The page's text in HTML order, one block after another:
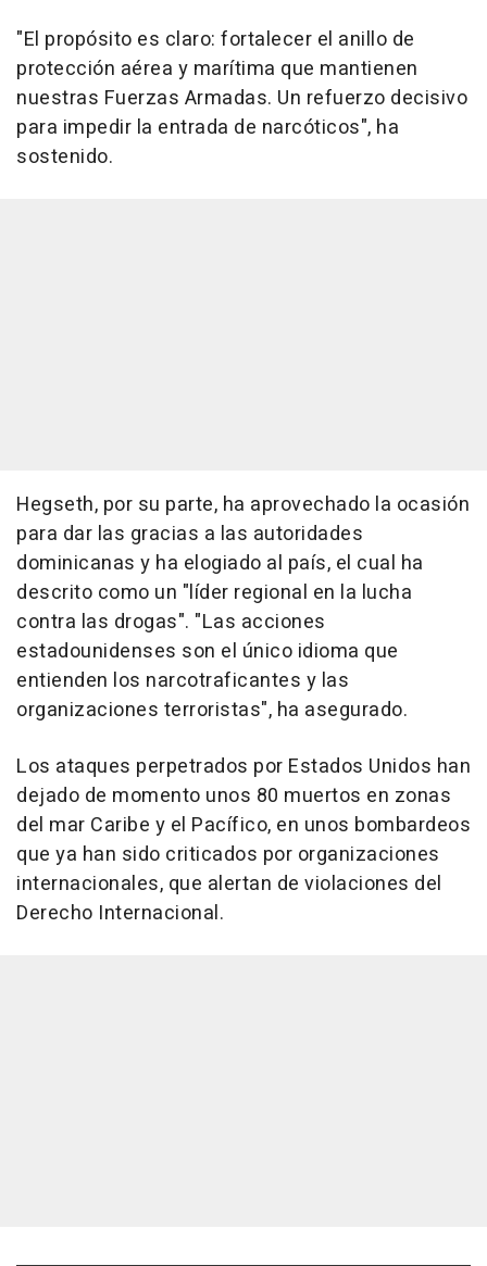
"El propósito es claro: fortalecer el anillo de
protección aérea y marítima que mantienen
nuestras Fuerzas Armadas. Un refuerzo decisivo
para impedir la entrada de narcóticos", ha
sostenido.
Hegseth, por su parte, ha aprovechado la ocasión
para dar las gracias a las autoridades
dominicanas y ha elogiado al país, el cual ha
descrito como un "líder regional en la lucha
contra las drogas". "Las acciones
estadounidenses son el único idioma que
entienden los narcotraficantes y las
organizaciones terroristas", ha asegurado.
Los ataques perpetrados por Estados Unidos han
dejado de momento unos 80 muertos en zonas
del mar Caribe y el Pacífico, en unos bombardeos
que ya han sido criticados por organizaciones
internacionales, que alertan de violaciones del
Derecho Internacional.